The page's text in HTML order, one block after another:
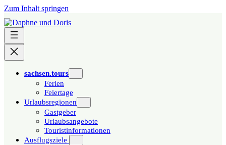
Zum Inhalt springen
sachsen.tours
Ferien
Feiertage
Urlaubsregionen
Gastgeber
Urlaubsangebote
Touristinformationen
Ausflugsziele